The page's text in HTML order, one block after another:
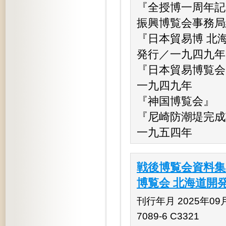
『全授博一周年
振興博覧会事務
『日本貿易博
発行／一九四九年
『日本貿易博覧
一九四九年
『神国博覧会』
『尼崎防潮堤完
一九五四年
戦後博覧会資料
博覧会 北海道開
刊行年月 2025年09
7089-6 C3321